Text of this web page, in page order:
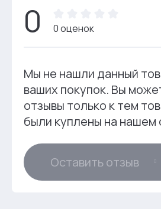
0 0 оценок
Мы не нашли данный
ваших покупок. Вы
отзывы только к тем
были куплены на нашем
Оставить отзыв